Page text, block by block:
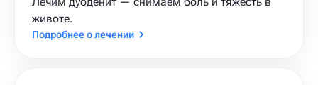
животе.
Подробнее о лечении